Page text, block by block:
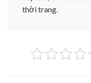
thời trang.